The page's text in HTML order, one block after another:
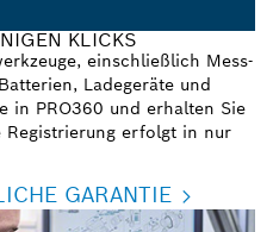
KLICKS
einschließlich Mess-
Ladegeräte und
in PRO360 und erhalten Sie
Registrierung erfolgt in nur
GARANTIE